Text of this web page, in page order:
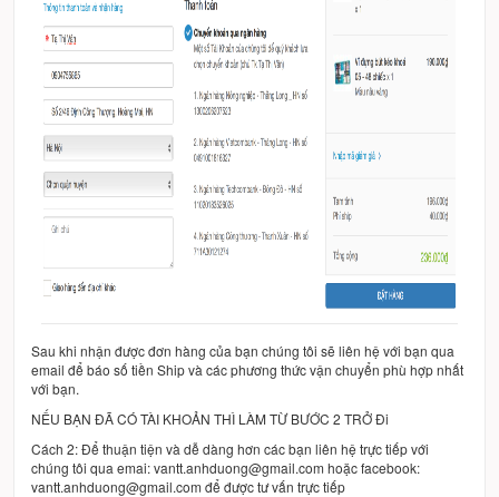
Sau khi nhận được đơn hàng của bạn chúng tôi sẽ liên hệ với bạn qua
email để báo số tiền Ship và các phương thức vận chuyển phù hợp nhất
với bạn.
NẾU BẠN ĐÃ CÓ TÀI KHOẢN THÌ LÀM TỪ BƯỚC 2 TRỞ Đi
Cách 2: Để thuận tiện và dễ dàng hơn các bạn liên hệ trực tiếp với
chúng tôi qua emai: vantt.anhduong@gmail.com hoặc facebook:
vantt.anhduong@gmail.com để được tư vấn trực tiếp